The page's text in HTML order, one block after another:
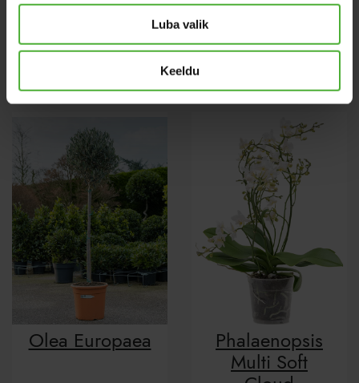
Luba valik
Keeldu
Oerstediana
Tassmania
Olea Europaea
Phalaenopsis
Multi Soft